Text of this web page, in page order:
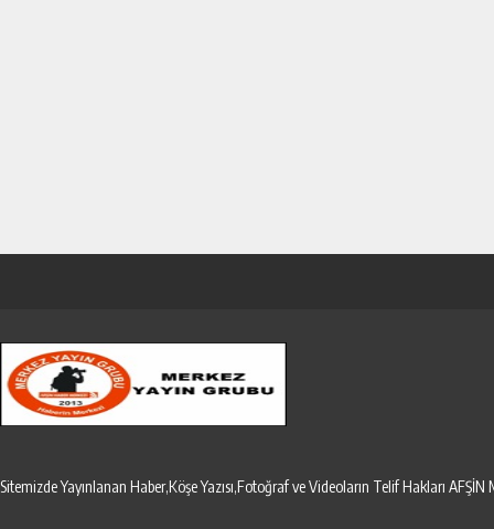
Sitemizde Yayınlanan Haber,Köşe Yazısı,Fotoğraf ve Videoların Telif Hakları